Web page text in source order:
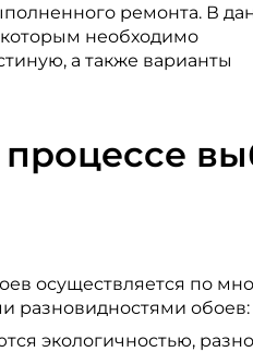
ремонта. В
необходимо
а также варианты
процессе
осуществляется по
разновидностями обоев:
экологичностью,